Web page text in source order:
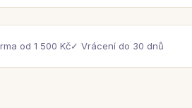
od 1 500 Kč✓ Vrácení do 30 dnů